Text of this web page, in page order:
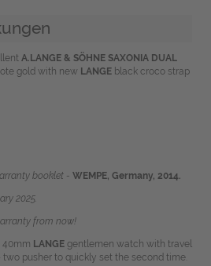
A.LANGE & SÖHNE SAXONIA DUAL
gold with new LANGEblack croco strap
booklet - WEMPE, Germany, 2014.
2025.
from now!
40mm LANGEgentlemen watch with travel
pusher to quickly set the second time.